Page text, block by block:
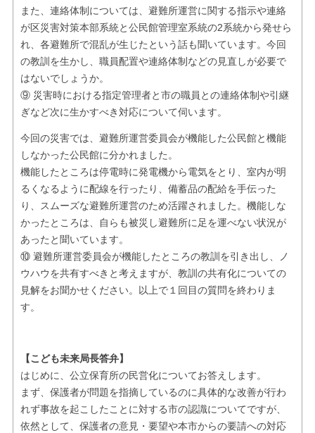
また、連絡体制については、避難所運営に関する指示や連絡
が区災害対策本部系統と公民館管理室系統の2系統から発せら
れ、各避難所で混乱が生じたという話も聞いています。今回
の教訓を生かし、職員配置や連絡体制などの見直しが必要で
はないでしょうか。
⑨ 災害時における指定管理者と市の職員との連絡体制や引継
ぎなど次に生かすべき対応について伺います。
今回の災害では、避難所運営委員会が機能した公民館と機能
しなかった公民館に分かれました。
機能したところは停電時に発電機から電気をとり、室内が明
るくなるように配線を行ったり、備蓄品の配給を手伝った
り、スムーズな避難所運営のため活躍されました。機能しな
かったところは、自らも被災し避難所に足を運べない状況が
あったと聞いています。
⑩ 避難所運営委員会が機能したところの教訓を引き出し、ノ
ウハウを共有すべきと考えますが、教訓の共有化についての
見解をお聞かせください。以上で１回目の質問を終わりま
す。
【こども未来局長答弁】
はじめに、公立保育所の民営化についてお答えします。
まず、保護者が問題を指摘しているのに具体的な改善が行わ
れず事故を起こしたことに対する市の認識についてですが、
依然として、保護者の意見・要望や本市からの要請への対応